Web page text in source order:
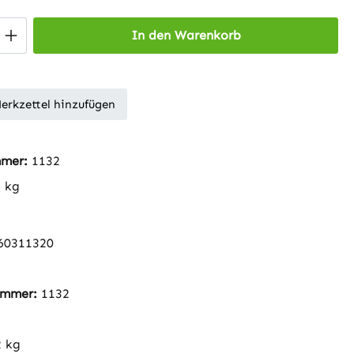
Anzahl: Gib den gewünschten Wert
In den Warenkorb
hinzufügen
1132
kg
1132
kg